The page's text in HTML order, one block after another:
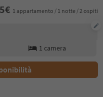
€ 1 appartamento / 1 notte / 2 ospiti
1 camera